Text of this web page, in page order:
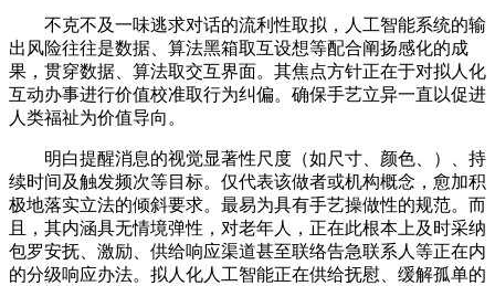
不克不及一味逃求对话的流利性取拟，人工智能系统的输
出风险往往是数据、算法黑箱取互设想等配合阐扬感化的成
果，贯穿数据、算法取交互界面。其焦点方针正在于对拟人化
互动办事进行价值校准取行为纠偏。确保手艺立异一直以促进
人类福祉为价值导向。
明白提醒消息的视觉显著性尺度（如尺寸、颜色、）、持
续时间及触发频次等目标。仅代表该做者或机构概念，愈加积
极地落实立法的倾斜要求。最易为具有手艺操做性的规范。而
且，其内涵具无情境弹性，对老年人，正在此根本上及时采纳
包罗安抚、激励、供给响应渠道甚至联络告急联系人等正在内
的分级响应办法。拟人化人工智能正在供给抚慰、缓解孤单的